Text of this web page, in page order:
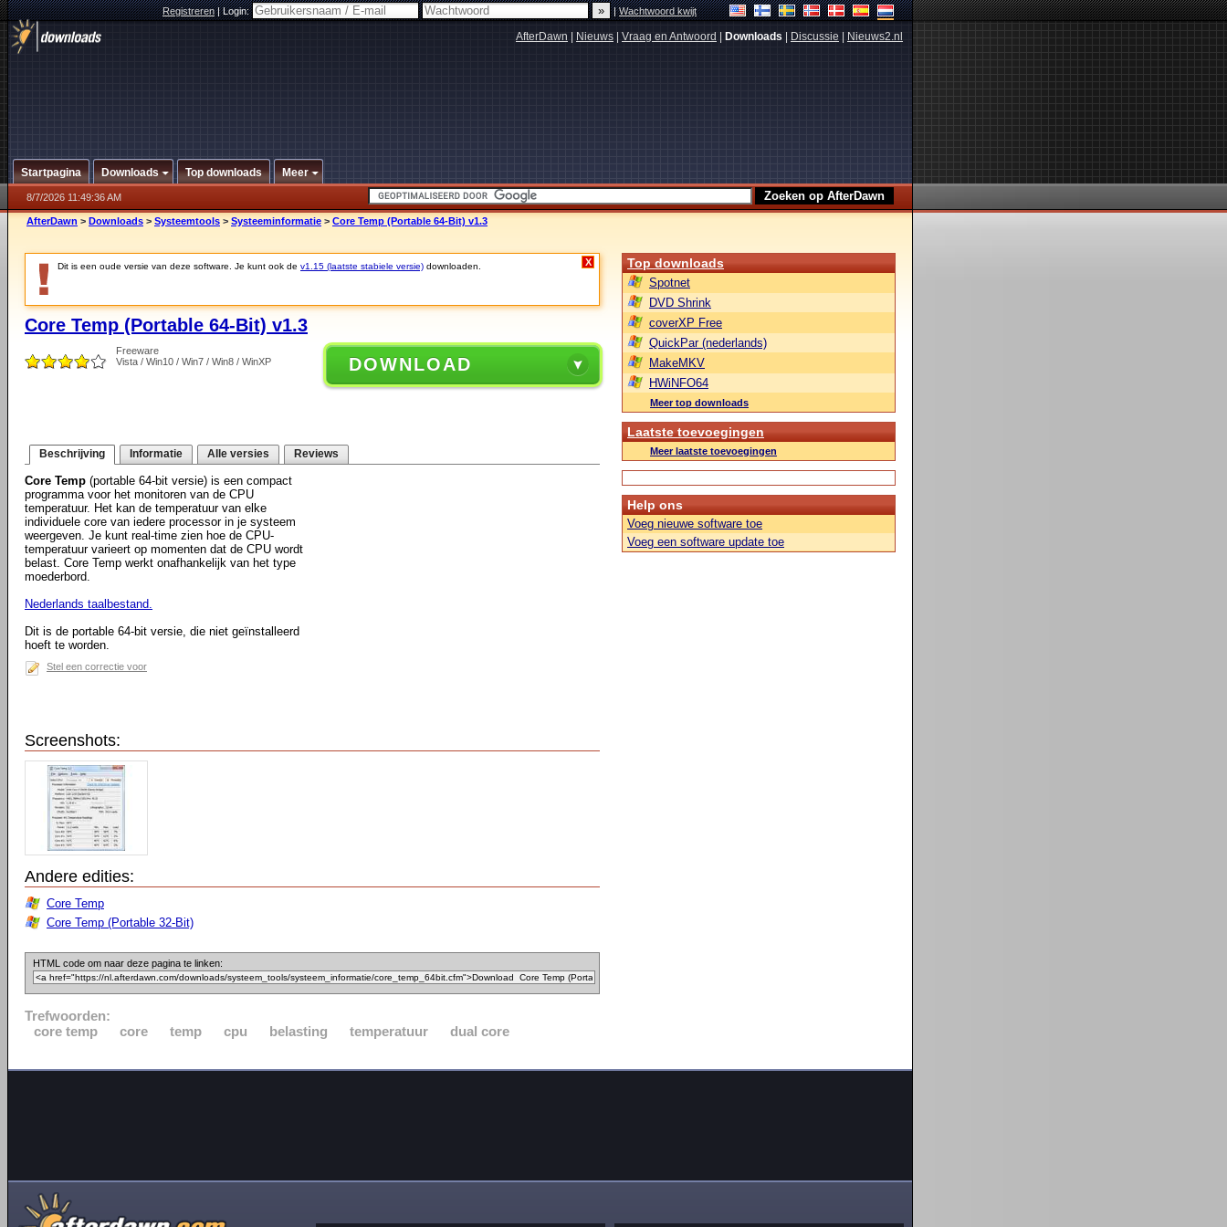
Registreren|Login: |Wachtwoord kwijt
AfterDawn Nieuws Vraag en Antwoord Downloads Discussie Nieuws2.nl
Startpagina Downloads Top downloads Meer
8/7/2026 11:49:36 AM
AfterDawn > Downloads > Systeemtools > Systeeminformatie > Core Temp (Portable 64-Bit) v1.3
Dit is een oude versie van deze software. Je kunt ook de v1.15 (laatste stabiele versie) downloaden. X
Core Temp (Portable 64-Bit) v1.3
Freeware
Vista / Win10 / Win7 / Win8 / WinXP
DOWNLOAD
Beschrijving Informatie Alle versies Reviews
Core Temp (portable 64-bit versie) is een compact
programma voor het monitoren van de CPU
temperatuur. Het kan de temperatuur van elke
individuele core van iedere processor in je systeem
weergeven. Je kunt real-time zien hoe de CPU-
temperatuur varieert op momenten dat de CPU wordt
belast. Core Temp werkt onafhankelijk van het type
moederbord.
Nederlands taalbestand.
Dit is de portable 64-bit versie, die niet geïnstalleerd
hoeft te worden.
Stel een correctie voor
Screenshots:
Andere edities:
Core Temp
Core Temp (Portable 32-Bit)
HTML code om naar deze pagina te linken:
Trefwoorden:
core temp
core temp cpu belasting temperatuur dual core
Top downloads
Spotnet
DVD Shrink
coverXP Free
QuickPar (nederlands)
MakeMKV
HWiNFO64
Meer top downloads
Laatste toevoegingen
Meer laatste toevoegingen
Help ons
Voeg nieuwe software toe
Voeg een software update toe